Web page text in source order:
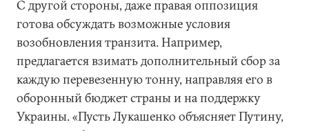
С другой стороны, даже правая оппозиция
готова обсуждать возможные условия
возобновления транзита. Например,
предлагается взимать дополнительный сбор за
каждую перевезенную тонну, направляя его в
оборонный бюджет страны и на поддержку
Украины. «Пусть Лукашенко объясняет Путину,